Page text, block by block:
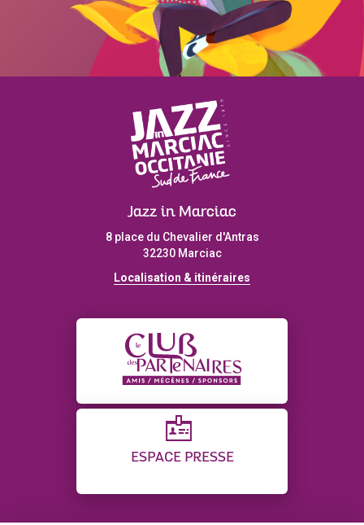
Jazz in Marciac
8 place du Chevalier d'Antras
32230 Marciac
Localisation & itinéraires
ESPACE PRESSE